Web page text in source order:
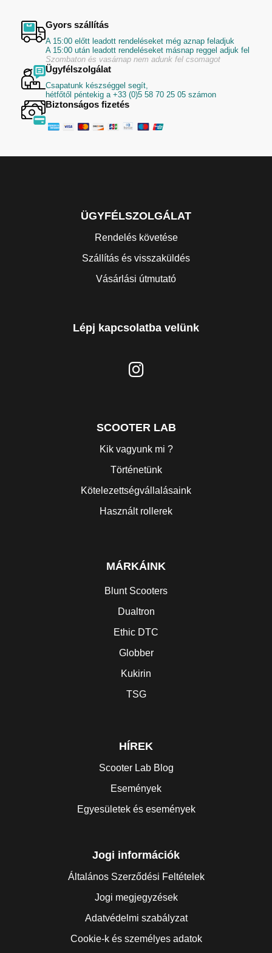
Gyors szállítás
A 15:00 előtt leadott rendeléseket még aznap feladjuk
A 15:00 után leadott rendeléseket másnap reggel adjuk fel
Szombaton és vasárnap nem adunk fel csomagot
Ügyfélszolgálat
Csapatunk készséggel segít,
hétfőtől péntekig a +33 (0)5 58 70 25 05 számon
Biztonságos fizetés
ÜGYFÉLSZOLGÁLAT
Rendelés követése
Szállítás és visszaküldés
Vásárlási útmutató
Lépj kapcsolatba velünk
SCOOTER LAB
Kik vagyunk mi ?
Történetünk
Kötelezettségvállalásaink
Használt rollerek
MÁRKÁINK
Blunt Scooters
Dualtron
Ethic DTC
Globber
Kukirin
TSG
HÍREK
Scooter Lab Blog
Események
Egyesületek és események
Jogi információk
Általános Szerződési Feltételek
Jogi megjegyzések
Adatvédelmi szabályzat
Cookie-k és személyes adatok